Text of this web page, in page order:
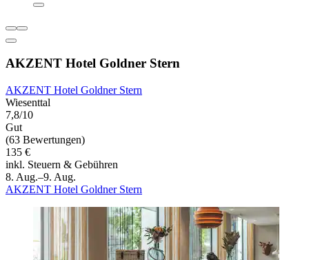
AKZENT Hotel Goldner Stern
AKZENT Hotel Goldner Stern
Wiesenttal
7,8/10
Gut
(63 Bewertungen)
135 €
inkl. Steuern & Gebühren
8. Aug.–9. Aug.
AKZENT Hotel Goldner Stern